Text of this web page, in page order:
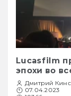
Lucasfilm
эпохи во
Дмитрий
07.04.2023